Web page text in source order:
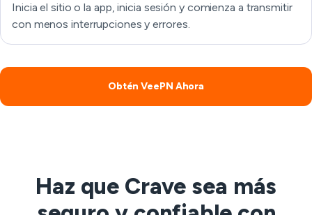
Inicia el sitio o la app, inicia sesión y comienza a transmitir
con menos interrupciones y errores.
Obtén VeePN Ahora
Haz que Crave sea más